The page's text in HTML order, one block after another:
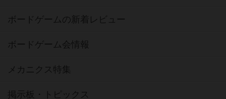
ボードゲームの新着レビュー
ボードゲーム会情報
メカニクス特集
掲示板・トピックス